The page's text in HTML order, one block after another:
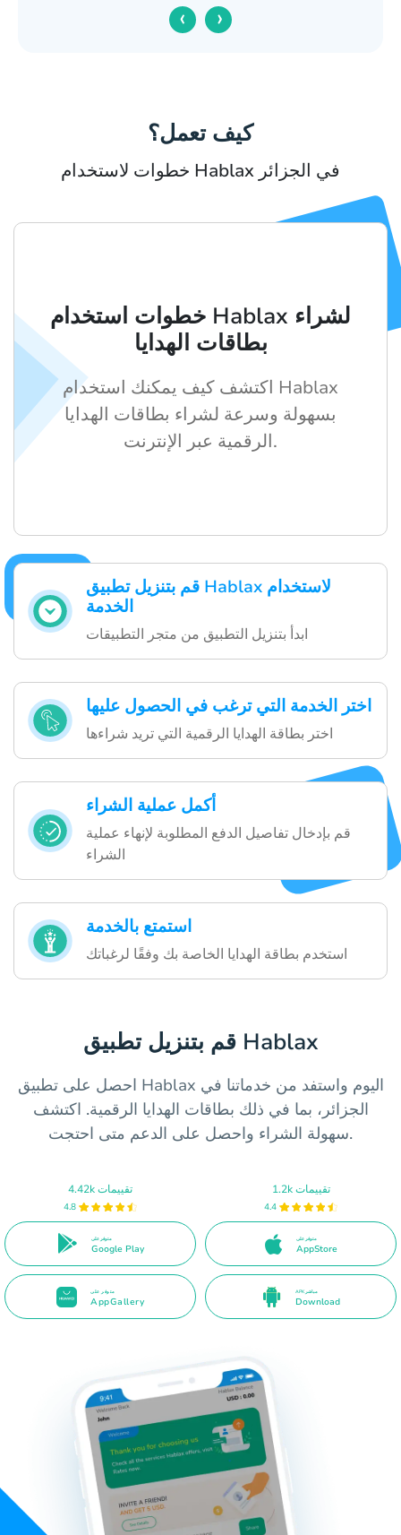
‹ ›
كيف تعمل؟
خطوات لاستخدام Hablax في الجزائر
قم بتنزيل تطبيق Hablax لاستخدام
الخدمة
ابدأ بتنزيل التطبيق من متجر التطبيقات
اختر الخدمة التي ترغب في الحصول عليها
اختر بطاقة الهدايا الرقمية التي تريد شراءها
أكمل عملية الشراء
قم بإدخال تفاصيل الدفع المطلوبة لإنهاء عملية
الشراء
استمتع بالخدمة
استخدم بطاقة الهدايا الخاصة بك وفقًا لرغباتك
خطوات استخدام Hablax لشراء
بطاقات الهدايا
اكتشف كيف يمكنك استخدام Hablax
بسهولة وسرعة لشراء بطاقات الهدايا
الرقمية عبر الإنترنت.
قم بتنزيل تطبيق Hablax
احصل على تطبيق Hablax اليوم واستفد من خدماتنا في
الجزائر، بما في ذلك بطاقات الهدايا الرقمية. اكتشف
سهولة الشراء واحصل على الدعم متى احتجت.
4.42k تقييمات
4.8
متوفر على
Google Play
1.2k تقييمات
4.4
متوفر على
AppStore
متوفر على
AppGallery
APK مباشر
Download